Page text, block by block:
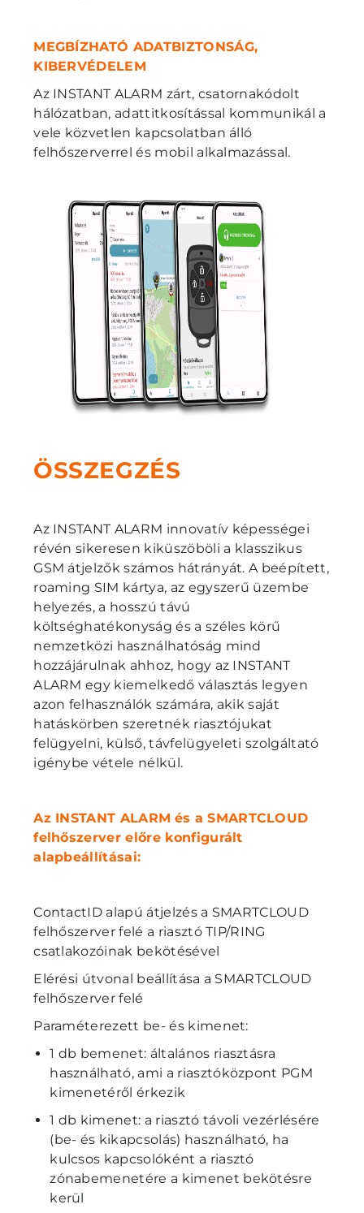
MEGBÍZHATÓ ADATBIZTONSÁG,
KIBERVÉDELEM
Az INSTANT ALARM zárt, csatornakódolt
hálózatban, adattitkosítással kommunikál a
vele közvetlen kapcsolatban álló
felhőszerverrel és mobil alkalmazással.
ÖSSZEGZÉS
Az INSTANT ALARM innovatív képességei
révén sikeresen kiküszöböli a klasszikus
GSM átjelzők számos hátrányát. A beépített,
roaming SIM kártya, az egyszerű üzembe
helyezés, a hosszú távú
költséghatékonyság és a széles körű
nemzetközi használhatóság mind
hozzájárulnak ahhoz, hogy az INSTANT
ALARM egy kiemelkedő választás legyen
azon felhasználók számára, akik saját
hatáskörben szeretnék riasztójukat
felügyelni, külső, távfelügyeleti szolgáltató
igénybe vétele nélkül.
Az INSTANT ALARM és a SMARTCLOUD
felhőszerver előre konfigurált
alapbeállításai:
ContactID alapú átjelzés a SMARTCLOUD
felhőszerver felé a riasztó TIP/RING
csatlakozóinak bekötésével
Elérési útvonal beállítása a SMARTCLOUD
felhőszerver felé
Paraméterezett be- és kimenet:
1 db bemenet: általános riasztásra
használható, ami a riasztóközpont PGM
kimenetéről érkezik
1 db kimenet: a riasztó távoli vezérlésére
(be- és kikapcsolás) használható, ha
kulcsos kapcsolóként a riasztó
zónabemenetére a kimenet bekötésre
kerül